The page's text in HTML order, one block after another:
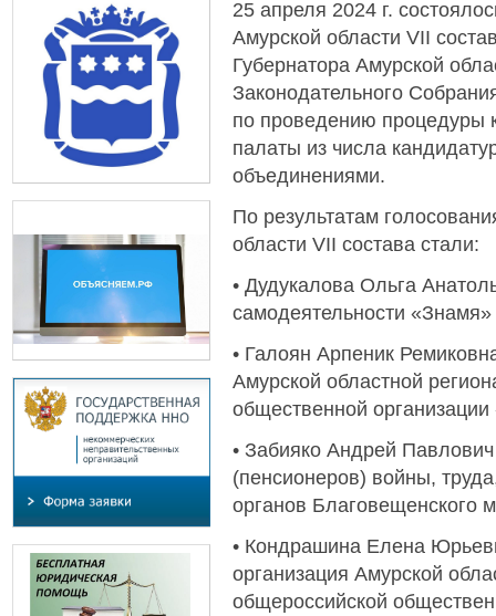
25 апреля 2024 г.
Амурской области VII
Губернатора Амурской
Законодательного
по проведению процедуры
палаты из числа
объединениями.
По результатам
области VII состава стали:
• Дудукалова Ольга
самодеятельности
• Галоян Арпеник
Амурской областной
общественной
• Забияко Андрей
(пенсионеров) войны,
органов Благовещенского
• Кондрашина Елена
организация Амурской
общероссийской